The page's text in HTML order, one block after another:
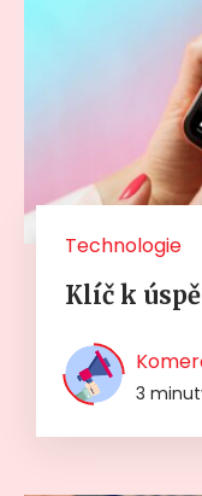
Technologie
Klíč k
3